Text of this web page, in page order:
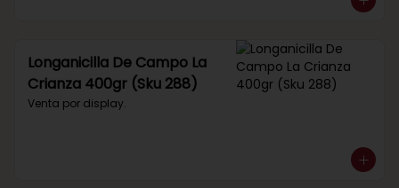
Longanicilla De Campo La
Crianza 400gr (Sku 288)
Venta por display.